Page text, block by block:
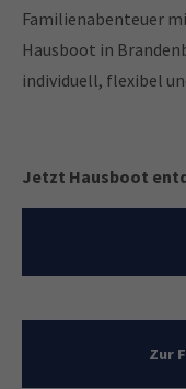
Familienabenteuer
Hausboot in
individuell, flexibel
Jetzt Hausboot
Zur